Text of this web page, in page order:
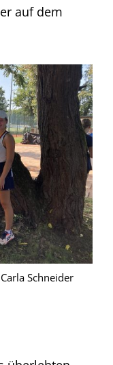
auf dem
Schneider